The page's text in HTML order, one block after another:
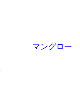
マングロー